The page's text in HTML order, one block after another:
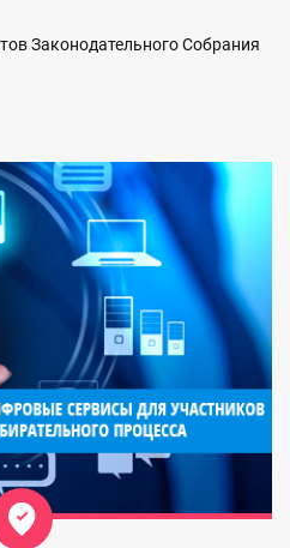
Законодательного Собрания